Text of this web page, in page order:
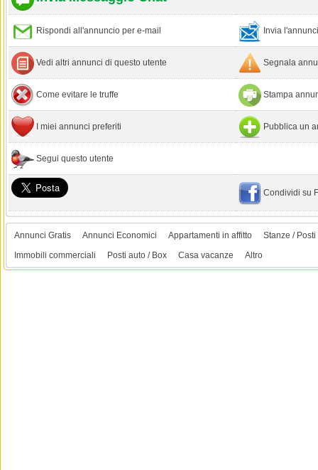
Rispondi all'annuncio per e-mail Invia
Vedi altri annunci di questo utente Segnala
Come evitare le truffe Stampa
I miei annunci preferiti Pubblica un
Segui questo utente
Condividi su
Annunci Gratis Annunci Economici Appartamenti in affitto
Stanze / Posti
Immobili commerciali
Posti auto / Box Casa vacanze Altro